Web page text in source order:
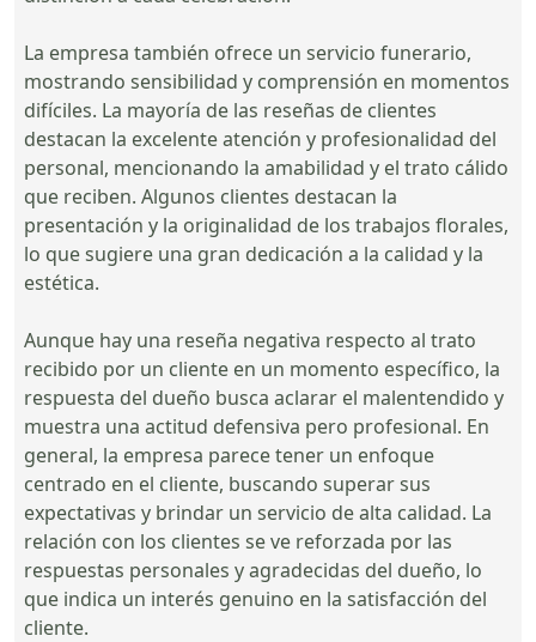
La empresa también ofrece un servicio funerario,
mostrando sensibilidad y comprensión en momentos
difíciles. La mayoría de las reseñas de clientes
destacan la excelente atención y profesionalidad del
personal, mencionando la amabilidad y el trato cálido
que reciben. Algunos clientes destacan la
presentación y la originalidad de los trabajos florales,
lo que sugiere una gran dedicación a la calidad y la
estética.
Aunque hay una reseña negativa respecto al trato
recibido por un cliente en un momento específico, la
respuesta del dueño busca aclarar el malentendido y
muestra una actitud defensiva pero profesional. En
general, la empresa parece tener un enfoque
centrado en el cliente, buscando superar sus
expectativas y brindar un servicio de alta calidad. La
relación con los clientes se ve reforzada por las
respuestas personales y agradecidas del dueño, lo
que indica un interés genuino en la satisfacción del
cliente.